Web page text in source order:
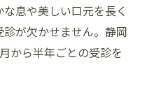
息や美しい口元を長く
が欠かせません。静岡
から半年ごとの受診を